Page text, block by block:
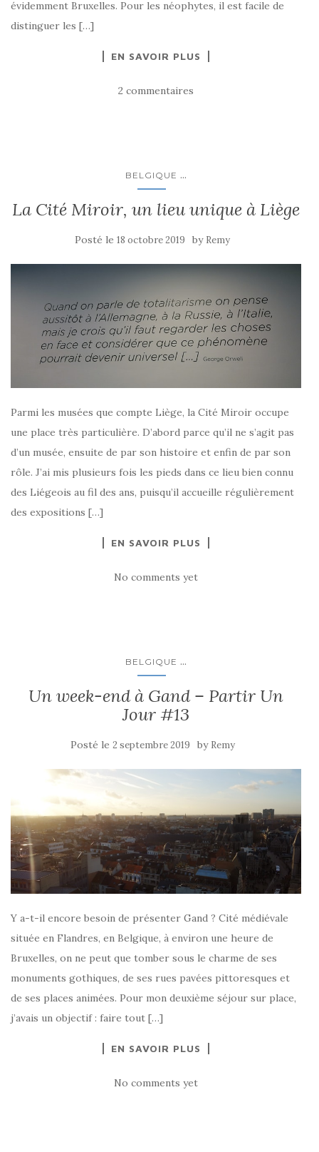
évidemment Bruxelles. Pour les néophytes, il est facile de
distinguer les […]
EN SAVOIR PLUS
2 commentaires
BELGIQUE ...
La Cité Miroir, un lieu unique à Liège
Posté le 18 octobre 2019 by Remy
Parmi les musées que compte Liège, la Cité Miroir occupe
une place très particulière. D’abord parce qu’il ne s’agit pas
d’un musée, ensuite de par son histoire et enfin de par son
rôle. J’ai mis plusieurs fois les pieds dans ce lieu bien connu
des Liégeois au fil des ans, puisqu’il accueille régulièrement
des expositions […]
EN SAVOIR PLUS
No comments yet
BELGIQUE ...
Un week-end à Gand – Partir Un
Jour #13
Posté le 2 septembre 2019 by Remy
Y a-t-il encore besoin de présenter Gand ? Cité médiévale
située en Flandres, en Belgique, à environ une heure de
Bruxelles, on ne peut que tomber sous le charme de ses
monuments gothiques, de ses rues pavées pittoresques et
de ses places animées. Pour mon deuxième séjour sur place,
j’avais un objectif : faire tout […]
EN SAVOIR PLUS
No comments yet